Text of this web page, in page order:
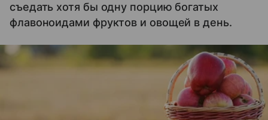
съедать хотя бы одну порцию богатых
флавоноидами фруктов и овощей в день.